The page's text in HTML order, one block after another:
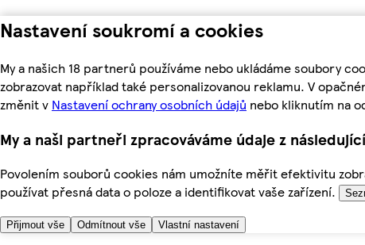
Nastavení soukromí a cookies
My a našich 18 partnerů používáme nebo ukládáme soubory
zobrazovat například také personalizovanou reklamu. V
změnit v Nastavení ochrany osobních údajů nebo kliknutím na
My a naši partneři zpracováváme údaje z
Povolením souborů cookies nám umožníte měřit efektivitu
používat přesná data o poloze a identifikovat vaše zařízení.
Přijmout vše Odmítnout vše Vlastní nastavení